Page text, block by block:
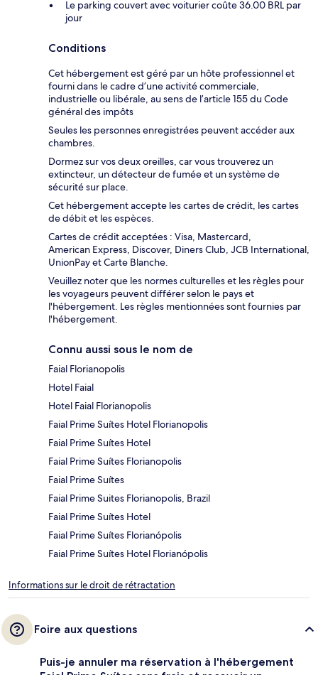
Le parking couvert avec voiturier coûte 36.00 BRL par
jour
Conditions
Cet hébergement est géré par un hôte professionnel et
fourni dans le cadre d’une activité commerciale,
industrielle ou libérale, au sens de l’article 155 du Code
général des impôts
Seules les personnes enregistrées peuvent accéder aux
chambres.
Dormez sur vos deux oreilles, car vous trouverez un
extincteur, un détecteur de fumée et un système de
sécurité sur place.
Cet hébergement accepte les cartes de crédit, les cartes
de débit et les espèces.
Cartes de crédit acceptées : Visa, Mastercard,
American Express, Discover, Diners Club, JCB International,
UnionPay et Carte Blanche.
Veuillez noter que les normes culturelles et les règles pour
les voyageurs peuvent différer selon le pays et
l'hébergement. Les règles mentionnées sont fournies par
l'hébergement.
Connu aussi sous le nom de
Faial Florianopolis
Hotel Faial
Hotel Faial Florianopolis
Faial Prime Suítes Hotel Florianopolis
Faial Prime Suítes Hotel
Faial Prime Suítes Florianopolis
Faial Prime Suítes
Faial Prime Suites Florianopolis, Brazil
Faial Prime Suítes Hotel
Faial Prime Suítes Florianópolis
Faial Prime Suítes Hotel Florianópolis
Informations sur le droit de rétractation
Foire aux questions
Puis-je annuler ma réservation à l'hébergement